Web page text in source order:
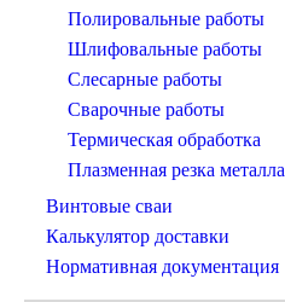
Полировальные работы
Шлифовальные работы
Слесарные работы
Сварочные работы
Термическая обработка
Плазменная резка металла
Винтовые сваи
Калькулятор доставки
Нормативная документация